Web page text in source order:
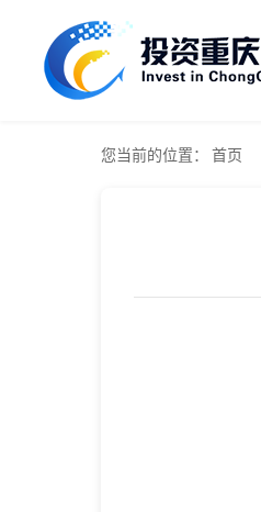
您当前的位置： 首页